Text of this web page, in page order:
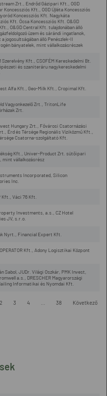
Zrt., Endrőd Gázipari Kft., OGD
Koncessziós Kft., OGD Újléta Koncessziós
Koncessziós Kft. Nagykáta
Kft. Ócsa Koncessziós Kft. O&GD
O&GD Central Kft. tulajdonában álló
üzem és sárándi ingatlanok,
jogosultságában álló Penészlek-II
bányatelek, mint vállalkozásrészek
Szerelvény Kft., CSOFÉM Kereskedelmi Bt.
és szaniteráru nagykereskedelmi
Alfa Kft., Geo-Milk Kft., Cropimal Kft.
Vagyonkezelő Zrt., TritonLife
Zrt.
Hungary Zrt., Fővárosi Csatornázási
Érd és Térsége Regionális Víziközmű Kft.,
Csatorna-szolgáltató Kft.
Kft., Univer-Product Zrt. sütőipari
mint vállalkozásrész
Incorporated, Silicon
Inc.
Kft., Váci 76 Kft.
Investments, a.s., CZ Hotel
JV, s.r.o.
Nyrt., Financial Expert Kft.
Kft., Adony Logisztikai Központ
Sabol, JUDr. Világi Oszkár, PMK Invest,
a.s., DRESCHER Magyarországi
Informatikai és Nyomdai Kft.
2 3 4 38 Következő